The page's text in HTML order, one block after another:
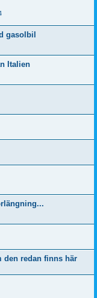
gasolbil
Italien
den redan finns här